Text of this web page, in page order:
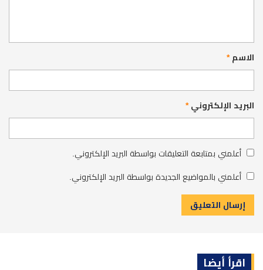
الاسم*
البريد الإلكتروني*
أعلمني بمتابعة التعليقات بواسطة البريد الإلكتروني.
أعلمني بالمواضيع الجديدة بواسطة البريد الإلكتروني.
اقرأ أيضا